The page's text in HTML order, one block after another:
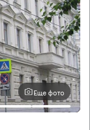
Еще фото